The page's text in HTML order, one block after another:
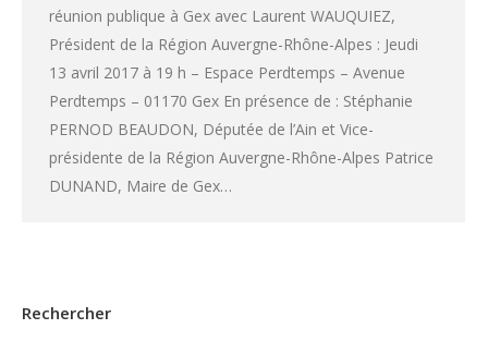
réunion publique à Gex avec Laurent WAUQUIEZ,
Président de la Région Auvergne-Rhône-Alpes : Jeudi
13 avril 2017 à 19 h – Espace Perdtemps – Avenue
Perdtemps – 01170 Gex En présence de : Stéphanie
PERNOD BEAUDON, Députée de l’Ain et Vice-
présidente de la Région Auvergne-Rhône-Alpes Patrice
DUNAND, Maire de Gex…
Rechercher